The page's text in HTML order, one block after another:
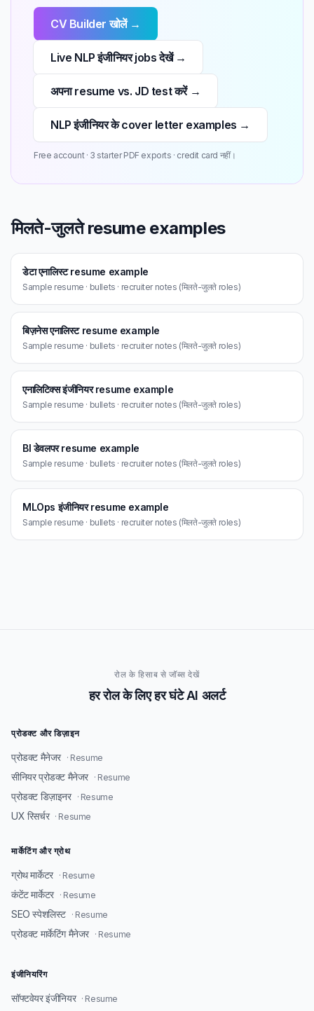
CV Builder खोलें →
Live NLP इंजीनियर jobs देखें →
अपना resume vs. JD test करें →
NLP इंजीनियर के cover letter examples →
Free account · 3 starter PDF exports · credit card नहीं।
मिलते-जुलते resume examples
डेटा एनालिस्ट resume example
Sample resume · bullets · recruiter notes (मिलते-जुलते roles)
बिज़नेस एनालिस्ट resume example
Sample resume · bullets · recruiter notes (मिलते-जुलते roles)
एनालिटिक्स इंजीनियर resume example
Sample resume · bullets · recruiter notes (मिलते-जुलते roles)
BI डेवलपर resume example
Sample resume · bullets · recruiter notes (मिलते-जुलते roles)
MLOps इंजीनियर resume example
Sample resume · bullets · recruiter notes (मिलते-जुलते roles)
रोल के हिसाब से जॉब्स देखें
हर रोल के लिए हर घंटे AI अलर्ट
प्रोडक्ट और डिज़ाइन
प्रोडक्ट मैनेजर · Resume
सीनियर प्रोडक्ट मैनेजर · Resume
प्रोडक्ट डिज़ाइनर · Resume
UX रिसर्चर · Resume
मार्केटिंग और ग्रोथ
ग्रोथ मार्केटर · Resume
कंटेंट मार्केटर · Resume
SEO स्पेशलिस्ट · Resume
प्रोडक्ट मार्केटिंग मैनेजर · Resume
इंजीनियरिंग
सॉफ्टवेयर इंजीनियर · Resume